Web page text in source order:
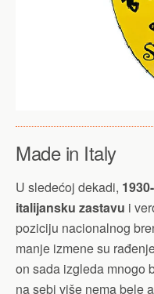
Made in Italy
U sledećoj dekadi,
italijansku zastavu i
poziciju nacionalnog
manje izmene su
on sada izgleda mnogo
na sebi više nema bele